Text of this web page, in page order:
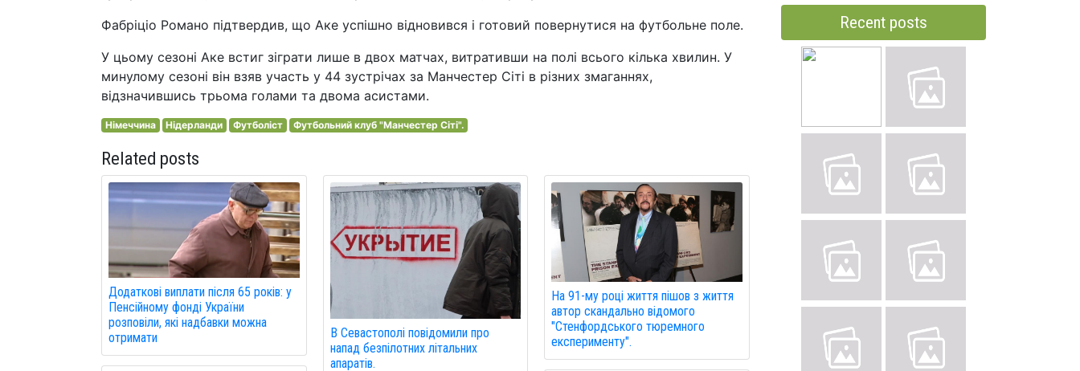
Фабріціо Романо підтвердив, що Аке успішно відновився і готовий повернутися на футбольне поле.
У цьому сезоні Аке встиг зіграти лише в двох матчах, витративши на полі всього кілька хвилин. У
минулому сезоні він взяв участь у 44 зустрічах за Манчестер Сіті в різних змаганнях,
відзначившись трьома голами та двома асистами.
Німеччина Нідерланди Футболіст Футбольний клуб "Манчестер Сіті".
Related posts
Додаткові виплати після 65 років: у
Пенсійному фонді України
розповіли, які надбавки можна
отримати
В Севастополі повідомили про
напад безпілотних літальних
апаратів.
На 91-му році життя пішов з життя
автор скандально відомого
"Стенфордського тюремного
експерименту".
Recent posts